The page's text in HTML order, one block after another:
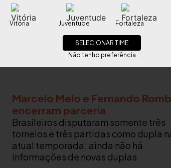
Marcelo Melo e Fernando
encerram parceria
Brasileiros disputaram somente três
torneios e três partidas como dupla
atual temporada; ainda não há
informações de novas duplas
Vitória Juventude Fortaleza
SELECIONAR TIME
Não tenho preferência